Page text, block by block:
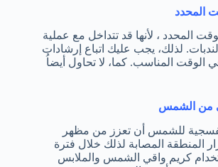
المحدد ، لأنها قد تتداخل مع عملية
لذلك، يجب عليك اتباع إرشادات
الوقت المناسب. كما، لا تحاول أيضاُ
للشمس أن تعزز من مظهر
المنطقة المصابة لذلك خلال فترة
كريم واقي الشمس والملابس